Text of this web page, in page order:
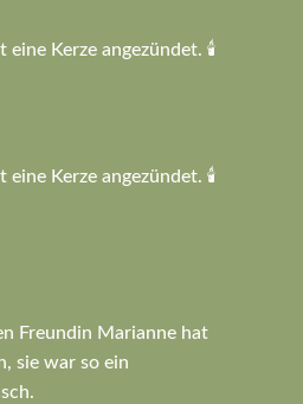
eine Kerze angezündet. 🕯️
eine Kerze angezündet. 🕯️
Freundin Marianne hat
sie war so ein